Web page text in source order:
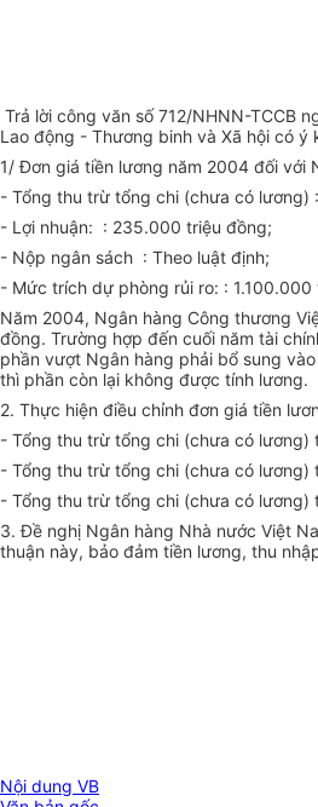
Trả lời công văn số 712/NHNN-TCCB
Lao động - Thương binh và Xã hội có ý
1/ Đơn giá tiền lương năm 2004 đối với
- Tổng thu trừ tổng chi (chưa có lương)
- Lợi nhuận: : 235.000 triệu đồng;
- Nộp ngân sách : Theo luật định;
- Mức trích dự phòng rủi ro: : 1.100.000
Năm 2004, Ngân hàng Công thương
đồng. Trường hợp đến cuối năm tài
phần vượt Ngân hàng phải bổ sung
thì phần còn lại không được tính lương.
2. Thực hiện điều chỉnh đơn giá tiền
- Tổng thu trừ tổng chi (chưa có lương)
- Tổng thu trừ tổng chi (chưa có lương)
- Tổng thu trừ tổng chi (chưa có lương)
3. Đề nghị Ngân hàng Nhà nước Việt
thuận này, bảo đảm tiền lương, thu
Nội dung VB